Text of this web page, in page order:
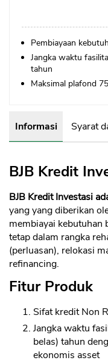
Pembiayaan
Jangka waktu
tahun
Maksimal plafond
Informasi Syarat
BJB Kredit
BJB Kredit Investasi
yang yang diberikan
membiayai kebutuhan
tetap dalam rangka
(perluasan), relokasi
refinancing.
Fitur Produk
Sifat kredit Non
Jangka waktu
belas) tahun
ekonomis asset